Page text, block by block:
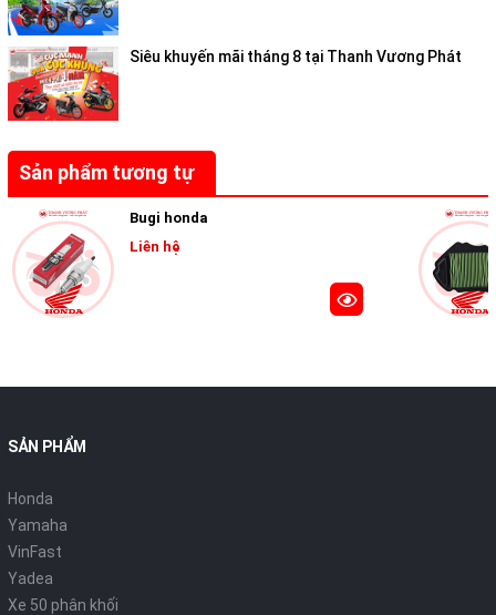
Siêu khuyến mãi tháng 8 tại Thanh Vương Phát
Sản phẩm tương tự
Bugi honda
Liên hệ
SẢN PHẨM
Honda
Yamaha
VinFast
Yadea
Xe 50 phân khối